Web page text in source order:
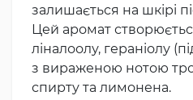
залишається на шкірі
Цей аромат
ліналоолу, гераніолу
з вираженою нотою
спирту та лимонена.